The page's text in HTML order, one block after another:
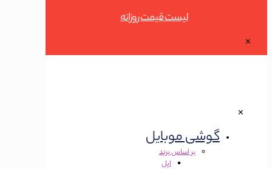
لیست قیمت روزانه
گوشی موبایل
بر اساس برند
اپل